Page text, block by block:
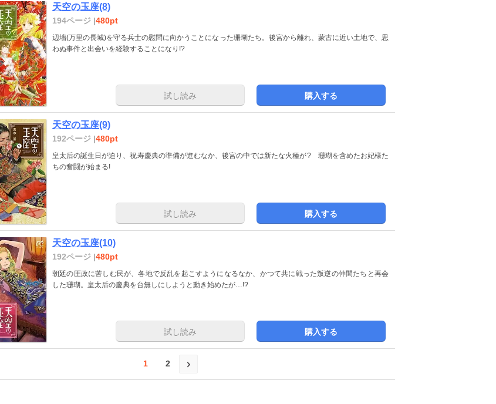
天空の玉座(8)
194ページ |480pt
辺墻(万里の長城)を守る兵士の慰問に向かうことになった珊瑚たち。後宮から離れ、蒙古に近い土地で、思
わぬ事件と出会いを経験することになり!?
試し読み 購入する
天空の玉座(9)
192ページ |480pt
皇太后の誕生日が迫り、祝寿慶典の準備が進むなか、後宮の中では新たな火種が? 珊瑚を含めたお妃様た
ちの奮闘が始まる!
試し読み 購入する
天空の玉座(10)
192ページ |480pt
朝廷の圧政に苦しむ民が、各地で反乱を起こすようになるなか、かつて共に戦った叛逆の仲間たちと再会
した珊瑚。皇太后の慶典を台無しにしようと動き始めたが…!?
試し読み 購入する
1 2